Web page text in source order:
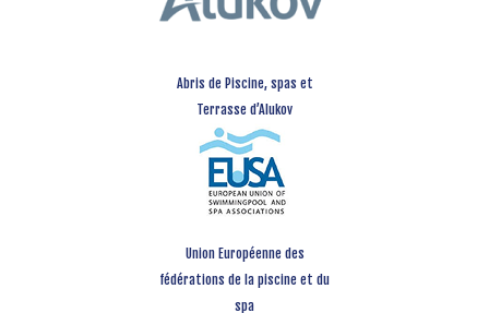
Abris de Piscine, spas et
Terrasse d’Alukov
Union Européenne des
fédérations de la piscine et du
spa